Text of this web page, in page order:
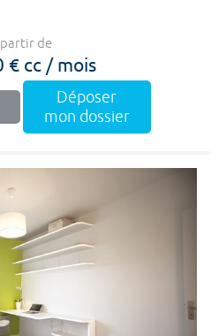
de
€ cc / mois
Déposer
mon dossier